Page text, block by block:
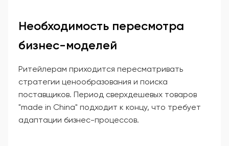
Необходимость пересмотра
бизнес-моделей
Ритейлерам приходится пересматривать
стратегии ценообразования и поиска
поставщиков. Период сверхдешевых товаров
"made in China" подходит к концу, что требует
адаптации бизнес-процессов.